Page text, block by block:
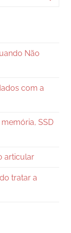
Não
com a
SSD
articular
tratar a